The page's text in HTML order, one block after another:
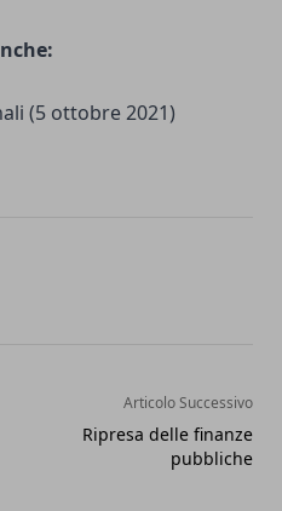
(5 ottobre 2021)
Articolo Successivo
Ripresa delle finanze
pubbliche